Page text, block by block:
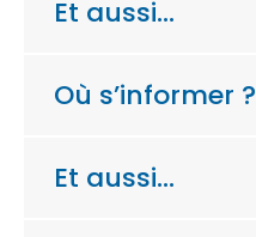
Et aussi…
Où s’informer ?
Et aussi…